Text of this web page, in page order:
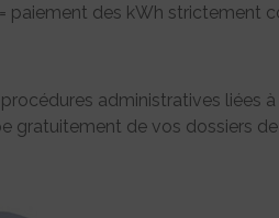
paiement des kWh strictement
administratives liées
gratuitement de vos dossiers